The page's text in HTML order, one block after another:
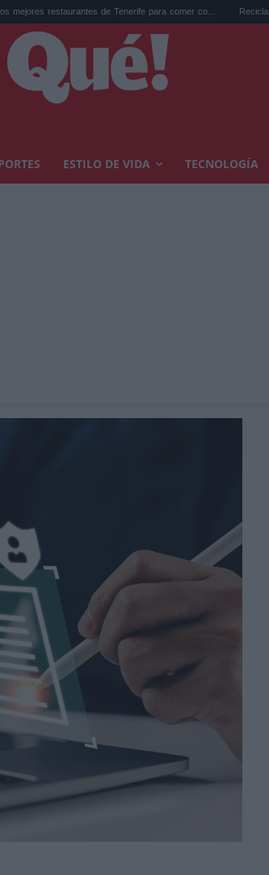
de Tenerife para comer co... Reciclar cápsulas
ESTILO DE VIDA TECNOLOGÍA